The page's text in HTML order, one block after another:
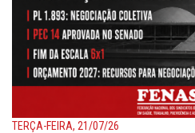
TERÇA-FEIRA, 21/07/26